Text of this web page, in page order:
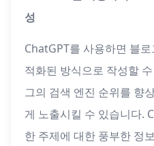
성
ChatGPT를 사용하면 블
적화된 방식으로 작성할
그의 검색 엔진 순위를 향
게 노출시킬 수 있습니다.
한 주제에 대한 풍부한 정